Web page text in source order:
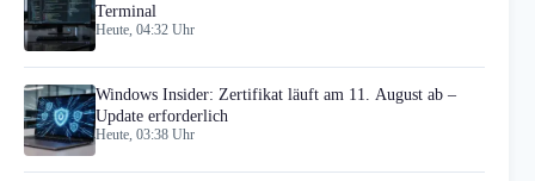
Terminal
Heute, 04:32 Uhr
Windows Insider: Zertifikat läuft am 11. August ab –
Update erforderlich
Heute, 03:38 Uhr